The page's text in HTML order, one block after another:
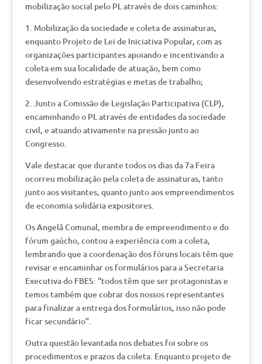
mobilização social pelo PL através de dois caminhos:
1. Mobilização da sociedade e coleta de assinaturas,
enquanto Projeto de Lei de Iniciativa Popular, com as
organizações participantes apoiando e incentivando a
coleta em sua localidade de atuação, bem como
desenvolvendo estratégias e metas de trabalho;
2. Junto a Comissão de Legislação Participativa (CLP),
encaminhando o PL através de entidades da sociedade
civil, e atuando ativamente na pressão junto ao
Congresso.
Vale destacar que durante todos os dias da 7a Feira
ocorreu mobilização pela coleta de assinaturas, tanto
junto aos visitantes, quanto junto aos empreendimentos
de economia solidária expositores.
Os Angelâ Comunal, membra de empreendimento e do
fórum gaúcho, contou a experiência com a coleta,
lembrando que a coordenação dos fóruns locais têm que
revisar e encaminhar os formulários para a Secretaria
Executiva do FBES: “todos têm que ser protagonistas e
temos também que cobrar dos nossos representantes
para finalizar a entrega dos formulários, isso não pode
ficar secundário”.
Outra questão levantada nos debates foi sobre os
procedimentos e prazos da coleta. Enquanto projeto de